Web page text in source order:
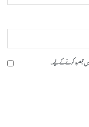
تبصرہ کرنے کےلیے۔